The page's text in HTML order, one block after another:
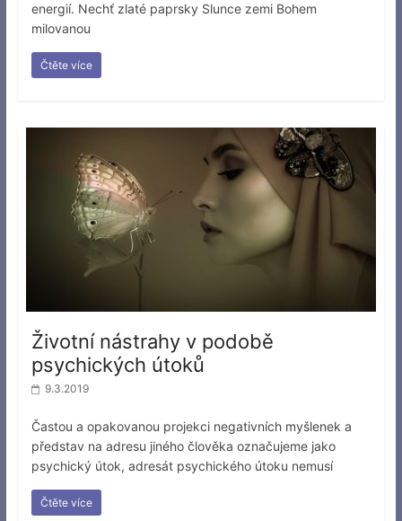
energií. Nechť zlaté paprsky Slunce zemi Bohem
milovanou
Čtěte více
Životní nástrahy v podobě
psychických útoků
9.3.2019
Častou a opakovanou projekci negativních myšlenek a
představ na adresu jiného člověka označujeme jako
psychický útok, adresát psychického útoku nemusí
Čtěte více